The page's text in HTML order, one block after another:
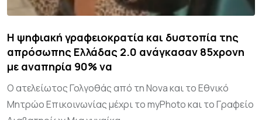
Η ψηφιακή γραφειοκρατία και δυστοπία της
απρόσωπης Ελλάδας 2.0 ανάγκασαν 85χρονη
με αναπηρία 90% να
Ο ατελείωτος Γολγοθάς από τη Nova και το Εθνικό
Μητρώο Επικοινωνίας μέχρι το myPhoto και το Γραφείο